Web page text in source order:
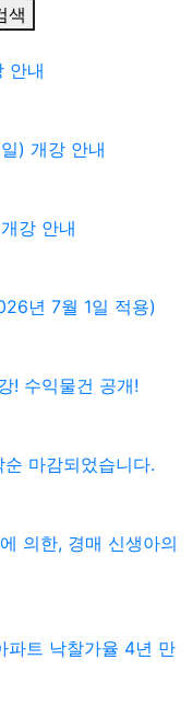
색
안내
) 개강 안내
강 안내
년 7월 1일 적용)
! 수익물건 공개!
마감되었습니다.
의한, 경매 신생아의
파트 낙찰가율 4년 만